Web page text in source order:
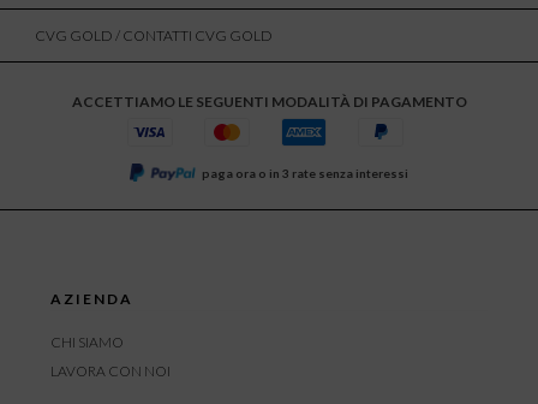
CVG GOLD / CONTATTI CVG GOLD
ACCETTIAMO LE SEGUENTI MODALITÀ DI PAGAMENTO
paga ora o in 3 rate senza interessi
AZIENDA
CHI SIAMO
LAVORA CON NOI